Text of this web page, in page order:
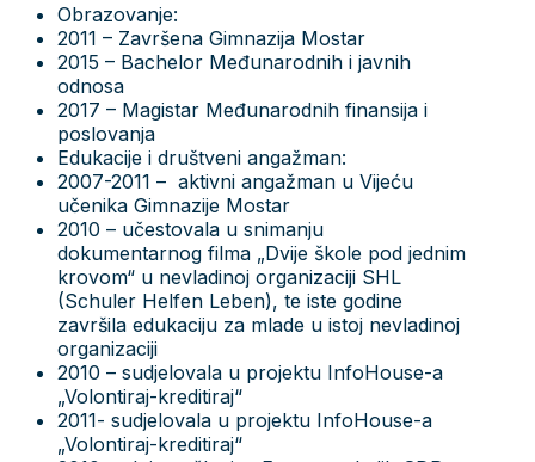
Obrazovanje:
2011 – Završena Gimnazija Mostar
2015 – Bachelor Međunarodnih i javnih
odnosa
2017 – Magistar Međunarodnih finansija i
poslovanja
Edukacije i društveni angažman:
2007-2011 – aktivni angažman u Vijeću
učenika Gimnazije Mostar
2010 – učestovala u snimanju
dokumentarnog filma „Dvije škole pod jednim
krovom“ u nevladinoj organizaciji SHL
(Schuler Helfen Leben), te iste godine
završila edukaciju za mlade u istoj nevladinoj
organizaciji
2010 – sudjelovala u projektu InfoHouse-a
„Volontiraj-kreditiraj“
2011- sudjelovala u projektu InfoHouse-a
„Volontiraj-kreditiraj“